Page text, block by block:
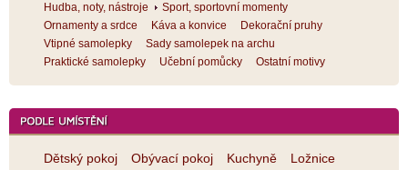
Hudba, noty, nástroje
Sport, sportovní momenty
Ornamenty a srdce
Káva a konvice
Dekorační pruhy
Vtipné samolepky
Sady samolepek na archu
Praktické samolepky
Učební pomůcky Ostatní motivy
Dětský pokoj Obývací pokoj Kuchyně
Ložnice